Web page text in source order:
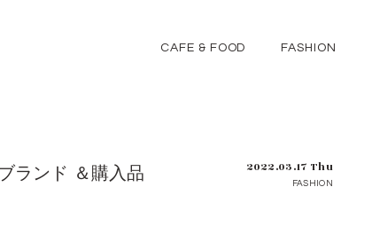
CAFE & FOOD FASHION
ランド ＆購入品
2022.03.17 Thu
FASHION